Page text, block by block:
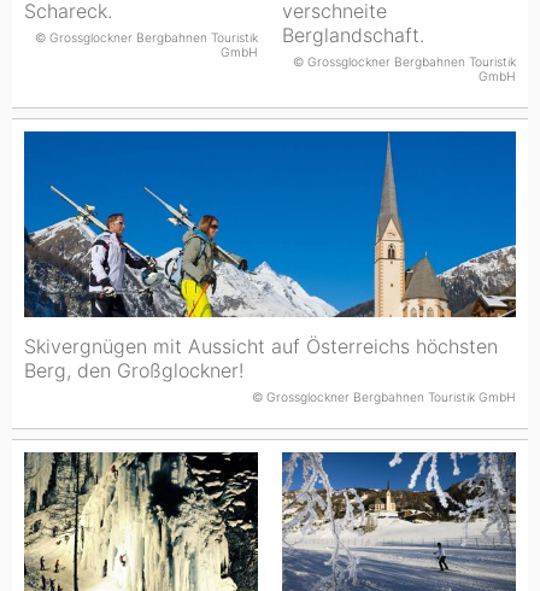
Schareck.
© Grossglockner Bergbahnen Touristik
GmbH
verschneite
Berglandschaft.
© Grossglockner Bergbahnen Touristik
GmbH
Skivergnügen mit Aussicht auf Österreichs höchsten
Berg, den Großglockner!
© Grossglockner Bergbahnen Touristik GmbH